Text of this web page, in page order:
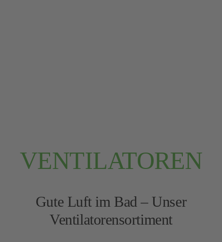
VENTILATOREN
Gute Luft im Bad – Unser
Ventilatorensortiment